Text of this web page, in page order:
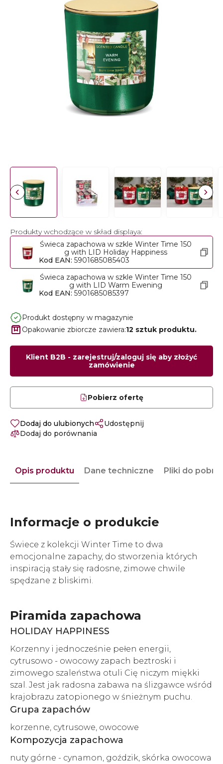
Produkty wchodzące w skład displaya:
Świeca zapachowa w szkle Winter Time 150
g with LID Holiday Happiness
Kod EAN: 5901685085403
Świeca zapachowa w szkle Winter Time 150
g with LID Warm Ewening
Kod EAN: 5901685085397
Produkt dostępny w magazynie
Opakowanie zbiorcze zawiera:12 sztuk produktu.
Klient B2B - zarejestruj/zaloguj się aby złożyć
zamówienie
Pobierz ofertę
Dodaj do ulubionych
Udostępnij
Dodaj do porównania
Opis produktu Dane techniczne Pliki do
Informacje o produkcie
Świece z kolekcji Winter Time to dwa
emocjonalne zapachy, do stworzenia których
inspiracją stały się radosne, zimowe chwile
spędzane z bliskimi.
Piramida zapachowa
HOLIDAY HAPPINESS
Korzenny i jednocześnie pełen energii,
cytrusowo - owocowy zapach beztroski i
zimowego szaleństwa otuli Cię niczym miękki
szal. Jest jak radosna zabawa na ślizgawce wśród
krajobrazu zatopionego w śnieżnym puchu.
Grupa zapachów
korzenne, cytrusowe, owocowe
Kompozycja zapachowa
nuty górne - cynamon, goździk, skórka owocowa